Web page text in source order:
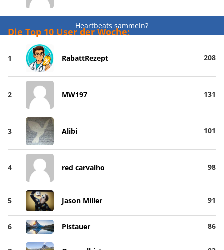
Heartbeats sammeln?
Die Top 10 User der Woche:
1 RabattRezept 208
2 MW197 131
3 Alibi 101
4 red carvalho 98
5 Jason Miller 91
6 Pistauer 86